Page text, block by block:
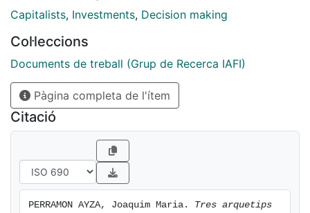
motivat per l’optimització del risc, l'empresari, i
modalitats d’inversió es troben presents en el mercat
de valors i es poden analitzar i
sistematitzar teòricament.
El predomini d’aquestes modalitats d’inversió varia
segons les èpoques. La
bombolla financera és un exemple de predomini de
l’inversor irracional i especulatiu.
Capitalists, Investments, Decision making
Col·leccions
Documents de treball (Grup de Recerca IAFI)
Pàgina completa de l'ítem
Citació
PERRAMON AYZA, Joaquim Maria. Tres arquetips